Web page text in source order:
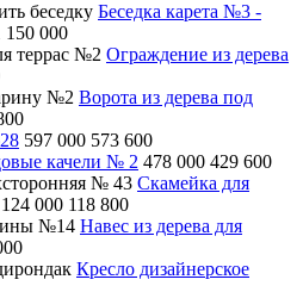
Беседка карета №3 -
150 000
Ограждение из дерева
Ворота из дерева под
597 000 573 600
качели № 2 478 000 429 600
Скамейка для
124 000 118 800
Навес из дерева для
Кресло дизайнерское